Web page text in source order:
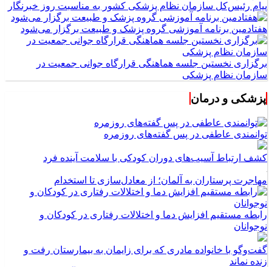
پیام رئیس‌کل سازمان نظام پزشکی کشور به مناسبت روز خبرنگار
هفتادمین برنامه آموزشی گروه پزشک و طبیعت برگزار می‌شود
برگزاری نخستین جلسه هماهنگی قرارگاه جوانی جمعیت در
سازمان نظام پزشکی
پزشکی و درمان
توانمندی عاطفی در پس گفته‌های روزمره
کشف ارتباط آسیب‌های دوران کودکی با سلامت آینده فرد
مهاجرت پرستاران به آلمان؛ از معادل‌سازی تا استخدام
رابطه مستقیم افزایش دما و اختلالات رفتاری در کودکان و
نوجوانان
گفت‌وگو با خانواده مادری که برای زایمان به بیمارستان رفت و
زنده نماند